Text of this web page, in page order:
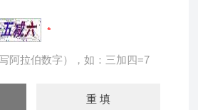
阿拉伯数字），如：三加四=7